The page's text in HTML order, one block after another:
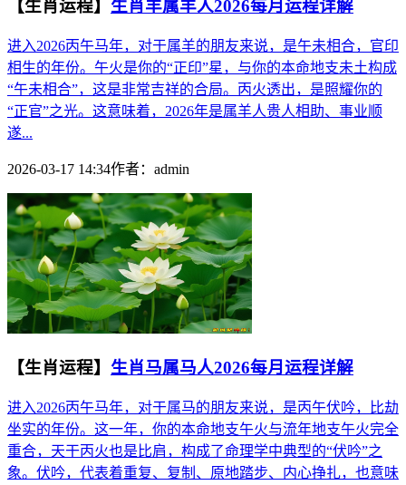
【生肖运程】 生肖羊属羊人2026每月运程详解
进入2026丙午马年，对于属羊的朋友来说，是午未相合，官印
相生的年份。午火是你的“正印”星，与你的本命地支未土构成
“午未相合”，这是非常吉祥的合局。丙火透出，是照耀你的
“正官”之光。这意味着，2026年是属羊人贵人相助、事业顺
遂...
2026-03-17 14:34作者： admin
【生肖运程】 生肖马属马人2026每月运程详解
进入2026丙午马年，对于属马的朋友来说，是丙午伏吟，比劫
坐实的年份。这一年，你的本命地支午火与流年地支午火完全
重合，天干丙火也是比肩，构成了命理学中典型的“伏吟”之
象。伏吟，代表着重复、复制、原地踏步、内心挣扎，也意味